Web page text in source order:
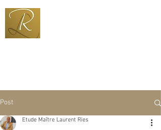
Post
Etude Maître Laurent Ries